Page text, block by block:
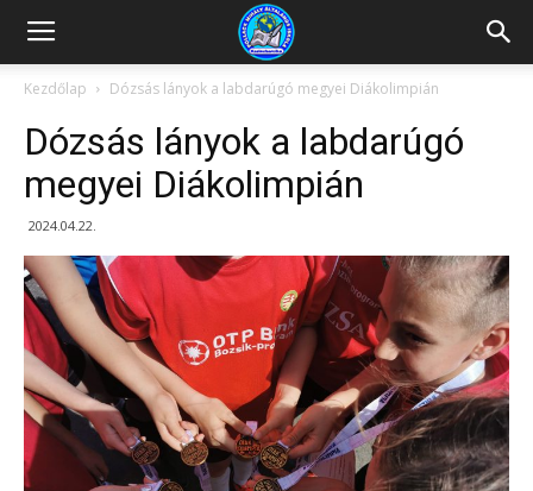
Kazincbarcikai
Pollack
Mihály
Általános
Iskola
Kezdőlap Dózsás lányok a labdarúgó megyei Diákolimpián
Dózsás lányok a labdarúgó
megyei Diákolimpián
2024.04.22.